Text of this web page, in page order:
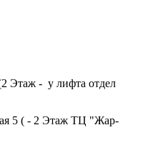
Этаж - у лифта отдел
5 ( - 2 Этаж ТЦ "Жар-